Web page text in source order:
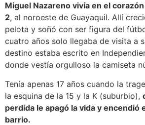
Miguel Nazareno vivía en el
2, al noroeste de Guayaquil. Allí
pelota y soñó con ser figura del
cuatro años solo llegaba de visita a
destino estaba escrito en
donde vestía orgulloso la camiseta
Tenía apenas 17 años cuando la
la esquina de la 15 y la K (suburbio),
perdida le apagó la vida y encendió
barrio.